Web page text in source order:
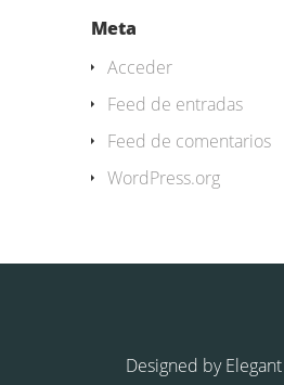
Meta
Acceder
Feed de entradas
Feed de comentarios
WordPress.org
Designed by